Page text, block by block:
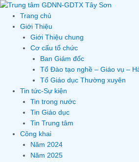
Skip
content
Trang chủ
Giới Thiệu
Giới Thiệu chung
Cơ cấu tổ chức
Ban Giám đốc
Tổ Đào tạo nghề – Giáo vụ –
Tổ Giáo dục Thường xuyên
Tin tức-Sự kiện
Tin trong nước
Tin Giáo dục
Tin Trung tâm
Công khai
Năm 2024
Năm 2025